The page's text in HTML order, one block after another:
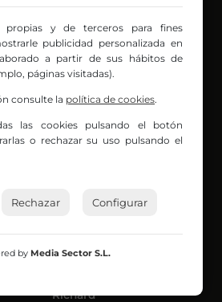
VOCES
Agurtzane
Belén Ollero
Dani
Eva Argote
Iker
José Ignacio
Mar y Cielo
Richard
propias y de terceros para fines
publicidad personalizada en
a partir de sus hábitos de
páginas visitadas).
consulte la política de cookies.
las cookies pulsando el botón
o rechazar su uso pulsando el
Rechazar Configurar
by Media Sector S.L.